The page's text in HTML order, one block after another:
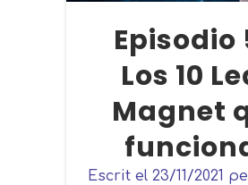
Episodio
Los 10
Magnet
Escrit el 23/11/2021